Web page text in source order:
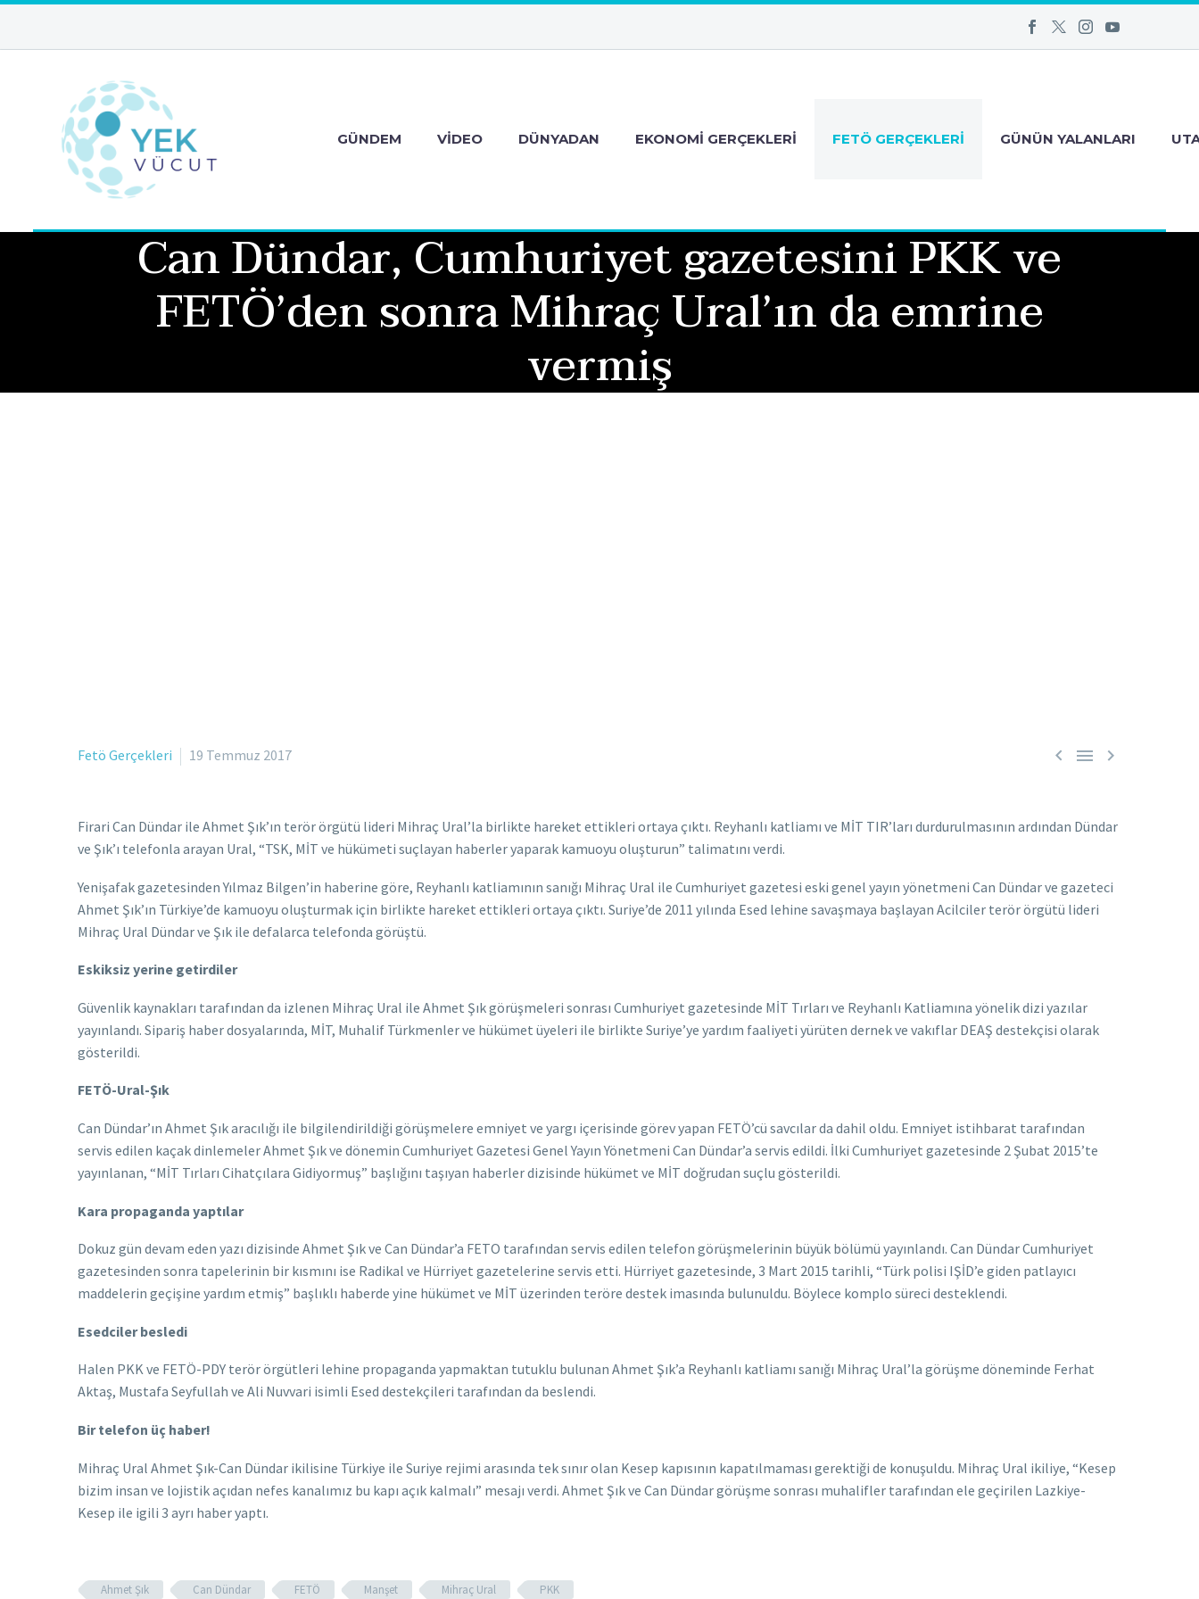
GÜNDEM VIDEO DÜNYADAN EKONOMI GERÇEKLERI FETÖ GERÇEKLERI GÜNÜN YALANLARI
Can Dündar, Cumhuriyet gazetesini PKK ve
FETÖ’den sonra Mihraç Ural’ın da emrine
vermiş
  
Fetö Gerçekleri 19 Temmuz 2017
Firari Can Dündar ile Ahmet Şık’ın terör örgütü lideri Mihraç Ural’la birlikte hareket ettikleri ortaya çıktı. Reyhanlı katliamı ve MİT TIR’ları durdurulmasının ardından Dündar
ve Şık’ı telefonla arayan Ural, “TSK, MİT ve hükümeti suçlayan haberler yaparak kamuoyu oluşturun” talimatını verdi.
Yenişafak gazetesinden Yılmaz Bilgen’in haberine göre, Reyhanlı katliamının sanığı Mihraç Ural ile Cumhuriyet gazetesi eski genel yayın yönetmeni Can Dündar ve gazeteci
Ahmet Şık’ın Türkiye’de kamuoyu oluşturmak için birlikte hareket ettikleri ortaya çıktı. Suriye’de 2011 yılında Esed lehine savaşmaya başlayan Acilciler terör örgütü lideri
Mihraç Ural Dündar ve Şık ile defalarca telefonda görüştü.
Eskiksiz yerine getirdiler
Güvenlik kaynakları tarafından da izlenen Mihraç Ural ile Ahmet Şık görüşmeleri sonrası Cumhuriyet gazetesinde MİT Tırları ve Reyhanlı Katliamına yönelik dizi yazılar
yayınlandı. Sipariş haber dosyalarında, MİT, Muhalif Türkmenler ve hükümet üyeleri ile birlikte Suriye’ye yardım faaliyeti yürüten dernek ve vakıflar DEAŞ destekçisi olarak
gösterildi.
FETÖ-Ural-Şık
Can Dündar’ın Ahmet Şık aracılığı ile bilgilendirildiği görüşmelere emniyet ve yargı içerisinde görev yapan FETÖ’cü savcılar da dahil oldu. Emniyet istihbarat tarafından
servis edilen kaçak dinlemeler Ahmet Şık ve dönemin Cumhuriyet Gazetesi Genel Yayın Yönetmeni Can Dündar’a servis edildi. İlki Cumhuriyet gazetesinde 2 Şubat 2015’te
yayınlanan, “MİT Tırları Cihatçılara Gidiyormuş” başlığını taşıyan haberler dizisinde hükümet ve MİT doğrudan suçlu gösterildi.
Kara propaganda yaptılar
Dokuz gün devam eden yazı dizisinde Ahmet Şık ve Can Dündar’a FETO tarafından servis edilen telefon görüşmelerinin büyük bölümü yayınlandı. Can Dündar Cumhuriyet
gazetesinden sonra tapelerinin bir kısmını ise Radikal ve Hürriyet gazetelerine servis etti. Hürriyet gazetesinde, 3 Mart 2015 tarihli, “Türk polisi IŞİD’e giden patlayıcı
maddelerin geçişine yardım etmiş” başlıklı haberde yine hükümet ve MİT üzerinden teröre destek imasında bulunuldu. Böylece komplo süreci desteklendi.
Esedciler besledi
Halen PKK ve FETÖ-PDY terör örgütleri lehine propaganda yapmaktan tutuklu bulunan Ahmet Şık’a Reyhanlı katliamı sanığı Mihraç Ural’la görüşme döneminde Ferhat
Aktaş, Mustafa Seyfullah ve Ali Nuvvari isimli Esed destekçileri tarafından da beslendi.
Bir telefon üç haber!
Mihraç Ural Ahmet Şık-Can Dündar ikilisine Türkiye ile Suriye rejimi arasında tek sınır olan Kesep kapısının kapatılmaması gerektiği de konuşuldu. Mihraç Ural ikiliye, “Kesep
bizim insan ve lojistik açıdan nefes kanalımız bu kapı açık kalmalı” mesajı verdi. Ahmet Şık ve Can Dündar görüşme sonrası muhalifler tarafından ele geçirilen Lazkiye-
Kesep ile igili 3 ayrı haber yaptı.
Ahmet Şık Can Dündar FETÖ Manşet Mihraç Ural PKK